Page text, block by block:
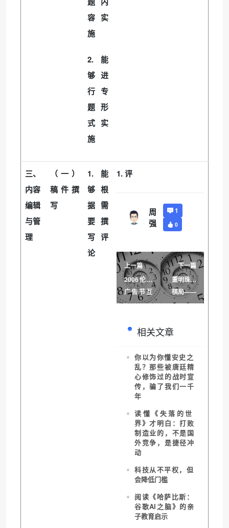
题内
容实
施
2.
能
够进
行专
题形
式实
施
三、
内容
编辑
与管
理
（一）
稿件撰
写
1.
能
够根
据需
要撰
写评
论
1. 评
周
强
1
0
上一篇
2006伦敦
广告节互
动类获奖
下一篇
董明珠的
棋局——
从一线业
相关文章
你以为你懂安史之
乱？那些被唐廷精
心修饰过的战时宣
传，骗了我们一千
年
读懂《失落的世
界》才明白：打败
制造业的，不是国
外竞争，是捷径冲
动
科技从不平权，但
会降低门槛
阅读《哈萨比斯：
谷歌AI之脑》的亲
子教育启示